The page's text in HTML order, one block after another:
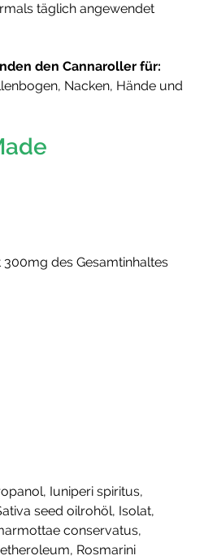
täglich angewendet
den Cannaroller für:
Nacken, Hände und
des Gesamtinhaltes
Iuniperi spiritus,
seed oilrohöl, Isolat,
conservatus,
Rosmarini